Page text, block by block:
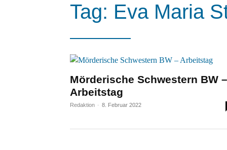
Tag: Eva Maria
Mörderische Schwestern BW –
Arbeitstag
Redaktion - 8. Februar 2022